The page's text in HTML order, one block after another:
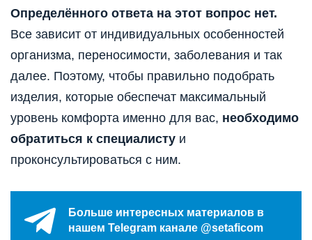
Определённого ответа на этот вопрос нет.
Все зависит от индивидуальных особенностей
организма, переносимости, заболевания и так
далее. Поэтому, чтобы правильно подобрать
изделия, которые обеспечат максимальный
уровень комфорта именно для вас, необходимо
обратиться к специалисту и
проконсультироваться с ним.
Больше интересных материалов в
нашем Telegram канале @setaficom